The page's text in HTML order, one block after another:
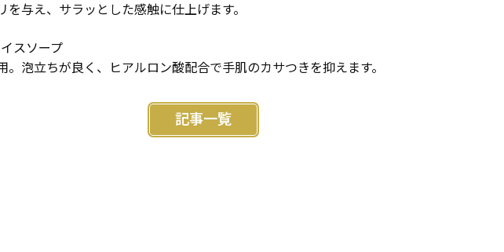
を与え、サラッとした感触に仕上げます。
スソープ
。泡立ちが良く、ヒアルロン酸配合で手肌のカサつきを抑えます。
記事一覧